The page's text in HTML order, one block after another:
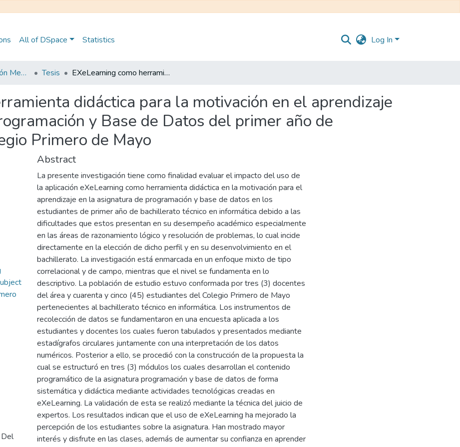
All of DSpace Statistics Log In
Maestría en Educación Mención en Pedagogía en Entornos Digitales Tesis EXeLearning como herramienta didáctica para la motivación en el aprendizaje de la asignatura de Programación y Base de Datos del primer año de bachillerato en el Colegio Primero de Mayo
didáctica para la motivación en el aprendizaje
y Base de Datos del primer año de
Primero de Mayo
Del
Abstract
La presente investigación tiene como finalidad evaluar el impacto del uso de
la aplicación eXeLearning como herramienta didáctica en la motivación para el
aprendizaje en la asignatura de programación y base de datos en los
estudiantes de primer año de bachillerato técnico en informática debido a las
dificultades que estos presentan en su desempeño académico especialmente
en las áreas de razonamiento lógico y resolución de problemas, lo cual incide
directamente en la elección de dicho perfil y en su desenvolvimiento en el
bachillerato. La investigación está enmarcada en un enfoque mixto de tipo
correlacional y de campo, mientras que el nivel se fundamenta en lo
descriptivo. La población de estudio estuvo conformada por tres (3) docentes
del área y cuarenta y cinco (45) estudiantes del Colegio Primero de Mayo
pertenecientes al bachillerato técnico en informática. Los instrumentos de
recolección de datos se fundamentaron en una encuesta aplicada a los
estudiantes y docentes los cuales fueron tabulados y presentados mediante
estadígrafos circulares juntamente con una interpretación de los datos
numéricos. Posterior a ello, se procedió con la construcción de la propuesta la
cual se estructuró en tres (3) módulos los cuales desarrollan el contenido
programático de la asignatura programación y base de datos de forma
sistemática y didáctica mediante actividades tecnológicas creadas en
eXeLearning. La validación de esta se realizó mediante la técnica del juicio de
expertos. Los resultados indican que el uso de eXeLearning ha mejorado la
percepción de los estudiantes sobre la asignatura. Han mostrado mayor
interés y disfrute en las clases, además de aumentar su confianza en aprender